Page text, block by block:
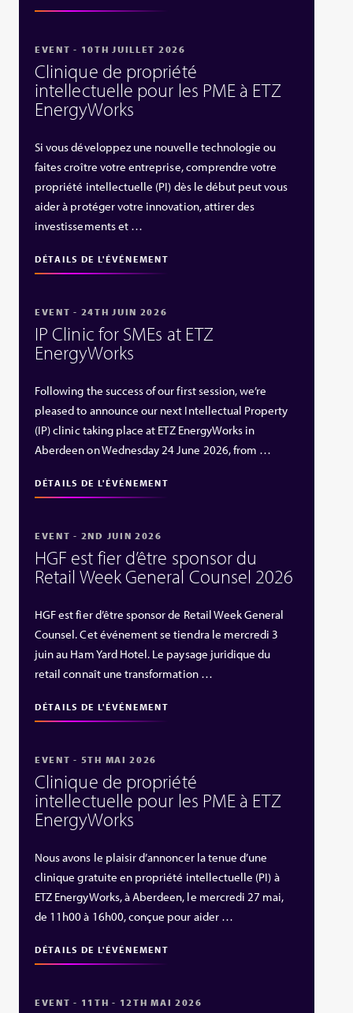
EVENT - 10TH JUILLET 2026
Clinique de propriété
intellectuelle pour les PME à ETZ
EnergyWorks
Si vous développez une nouvelle technologie ou
faites croître votre entreprise, comprendre votre
propriété intellectuelle (PI) dès le début peut vous
aider à protéger votre innovation, attirer des
investissements et …
DÉTAILS DE L'ÉVÉNEMENT
EVENT - 24TH JUIN 2026
IP Clinic for SMEs at ETZ
EnergyWorks
Following the success of our first session, we’re
pleased to announce our next Intellectual Property
(IP) clinic taking place at ETZ EnergyWorks in
Aberdeen on Wednesday 24 June 2026, from …
DÉTAILS DE L'ÉVÉNEMENT
EVENT - 2ND JUIN 2026
HGF est fier d’être sponsor du
Retail Week General Counsel 2026
HGF est fier d’être sponsor de Retail Week General
Counsel. Cet événement se tiendra le mercredi 3
juin au Ham Yard Hotel. Le paysage juridique du
retail connaît une transformation …
DÉTAILS DE L'ÉVÉNEMENT
EVENT - 5TH MAI 2026
Clinique de propriété
intellectuelle pour les PME à ETZ
EnergyWorks
Nous avons le plaisir d’annoncer la tenue d’une
clinique gratuite en propriété intellectuelle (PI) à
ETZ EnergyWorks, à Aberdeen, le mercredi 27 mai,
de 11h00 à 16h00, conçue pour aider …
DÉTAILS DE L'ÉVÉNEMENT
EVENT - 11TH - 12TH MAI 2026